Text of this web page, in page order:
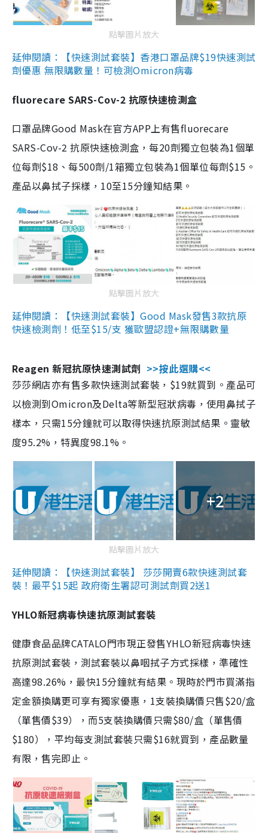
點擊圖片放大
延伸閱讀：【快速測試套裝】香港口罩品牌$19快速測試
劑優惠 無限購數量！可檢測Omicron病毒
fluorecare SARS-Cov-2 抗原快速檢測盒
口罩品牌Good Mask在官方APP上有售fluorecare
SARS-Cov-2 抗原快速檢測盒，每20劑獨立包裝為1個單
位每劑$18、每500劑/1箱獨立包裝為1個單位每劑$15。
產品以鼻拭子採樣，10至15分鐘知結果。
點擊圖片放大
延伸閱讀：【快速測試套裝】Good Mask發售3款抗原
快速檢測劑！低至$15/支 獲歐盟認證+無限購數量
Reagen 新冠抗原快速測試劑 >>按此選購<<
莎莎網店亦有售多款快速測試套裝，$19就買到。產品可
以檢測到Omicron及Delta等新型冠狀病毒，使用鼻拭子
樣本，只需15分鐘就可以取得快速抗原測試結果。靈敏
度95.2%，特異度98.1%。
+2
點擊圖片放大
延伸閱讀：【快速測試套裝】 莎莎開賣6款快速測試套
裝！最平$15起 政府衛生署認可測試劑買2送1
YHLO新冠病毒快速抗原測試套裝
健康食品品牌CATALO門市現正發售YHLO新冠病毒快速
抗原測試套裝，測試套裝以鼻咽拭子方式採樣，準確性
高達98.26%，最快15分鐘就有結果。現時於門市買滿指
定金額換購更可享有獨家優惠，1支裝換購價只售$20/盒
（單售價$39），而5支裝換購價只需$80/盒（單售價
$180），平均每支測試套裝只需$16就買到，產品數量
有限，售完即止。